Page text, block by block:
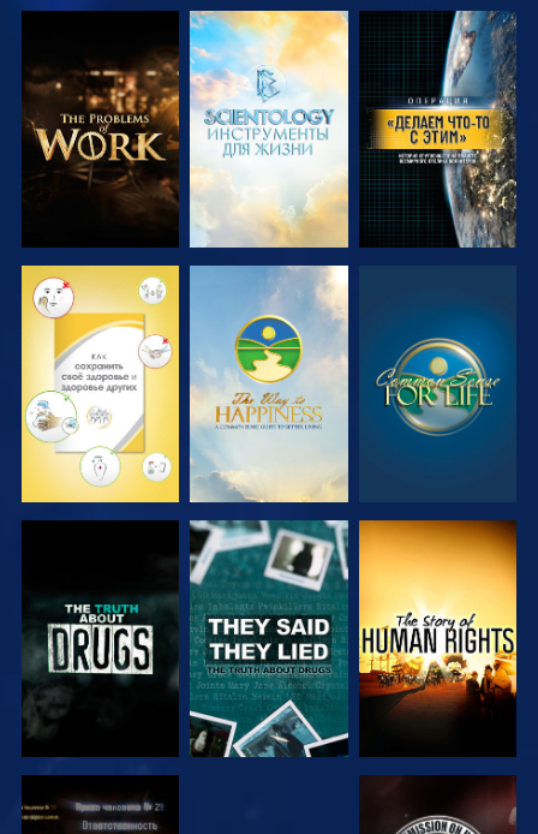
СМОТРЕТЬ
ПЕРЕДАЧИ
СМОТРЕТЬ
ПЕРЕДАЧИ
СМОТРЕТЬ
СМОТРЕТЬ СМОТРЕТЬ СМОТРЕТЬ
СМОТРЕТЬ СМОТРЕТЬ